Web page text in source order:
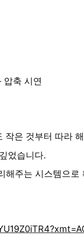
축 시연
은 것부터 따라
었습니다.
주는 시스템으